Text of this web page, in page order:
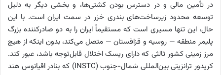
در تأمین مالی و در دسترس بودن کشتی‌ها، و بخشی دیگر به دلیل
توسعه محدود زیرساخت‌های بندری خزر در سمت ایران است. با این
حال، این تنها مسیری است که مستقیماً ایران را به دو صادرکننده بزرگ
پلیمر منطقه — روسیه و قزاقستان — متصل می‌کند، بدون اینکه از هیچ
مرز زمینی کشور ثالثی که دارای ریسک اختلال قابل‌توجه باشد، عبور کند.
کریدور ترانزیتی بین‌المللی شمال-جنوب (INSTC) که بنادر اقیانوس هند